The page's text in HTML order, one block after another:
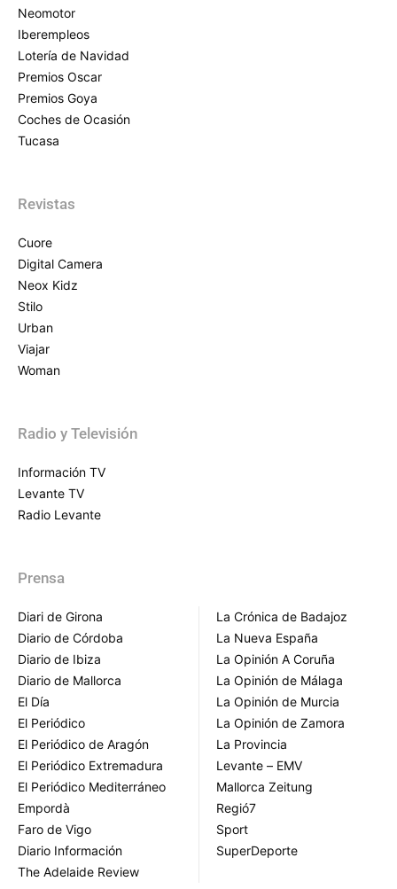
Neomotor
Iberempleos
Lotería de Navidad
Premios Oscar
Premios Goya
Coches de Ocasión
Tucasa
Revistas
Cuore
Digital Camera
Neox Kidz
Stilo
Urban
Viajar
Woman
Radio y Televisión
Información TV
Levante TV
Radio Levante
Prensa
Diari de Girona
Diario de Córdoba
Diario de Ibiza
Diario de Mallorca
El Día
El Periódico
El Periódico de Aragón
El Periódico Extremadura
El Periódico Mediterráneo
Empordà
Faro de Vigo
Diario Información
The Adelaide Review
La Crónica de Badajoz
La Nueva España
La Opinión A Coruña
La Opinión de Málaga
La Opinión de Murcia
La Opinión de Zamora
La Provincia
Levante – EMV
Mallorca Zeitung
Regió7
Sport
SuperDeporte